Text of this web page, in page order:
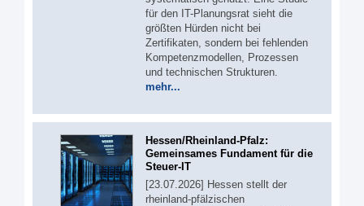
für den IT-Planungsrat sieht die
größten Hürden nicht bei
Zertifikaten, sondern bei fehlenden
Kompetenzmodellen, Prozessen
und technischen Strukturen.
mehr...
Hessen/Rheinland-Pfalz:
Gemeinsames Fundament für die
Steuer-IT
[23.07.2026] Hessen stellt der
rheinland-pfälzischen